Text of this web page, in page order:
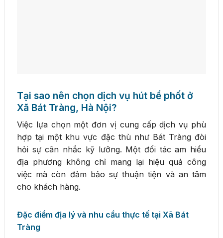
Tại sao nên chọn dịch vụ hút bể phốt ở
Xã Bát Tràng, Hà Nội?
Việc lựa chọn một đơn vị cung cấp dịch vụ phù
hợp tại một khu vực đặc thù như Bát Tràng đòi
hỏi sự cân nhắc kỹ lưỡng. Một đối tác am hiểu
địa phương không chỉ mang lại hiệu quả công
việc mà còn đảm bảo sự thuận tiện và an tâm
cho khách hàng.
Đặc điểm địa lý và nhu cầu thực tế tại Xã Bát
Tràng